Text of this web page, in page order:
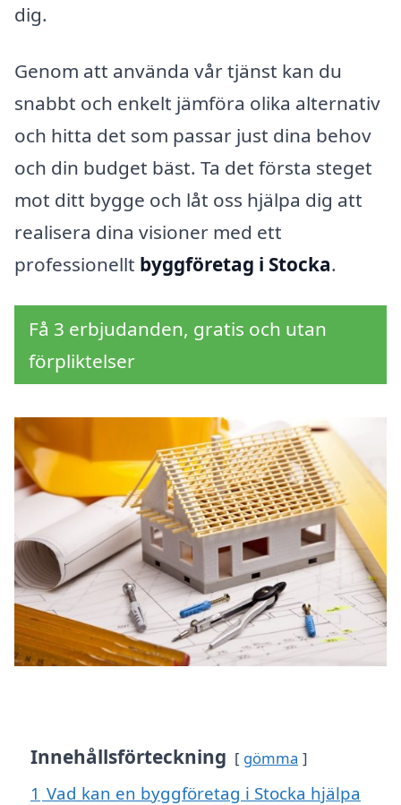
dig.
Genom att använda vår tjänst kan du
snabbt och enkelt jämföra olika alternativ
och hitta det som passar just dina behov
och din budget bäst. Ta det första steget
mot ditt bygge och låt oss hjälpa dig att
realisera dina visioner med ett
professionellt byggföretag i Stocka.
Få 3 erbjudanden, gratis och utan
förpliktelser
Innehållsförteckning gömma
1 Vad kan en byggföretag i Stocka hjälpa